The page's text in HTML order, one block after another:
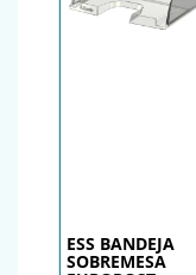
ESS BANDEJA
SOBREMESA